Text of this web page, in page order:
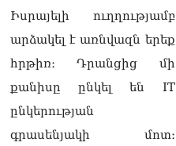
Իսրայելի ուղղությամբ
արձակել է առնվազն երեք
հրթիռ։ Դրանցից մի
քանիսը ընկել են IT
ընկերության
գրասենյակի մոտ։